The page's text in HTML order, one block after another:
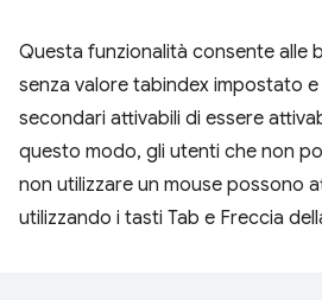
Questa funzionalità consente alle
senza valore tabindex impostato e
secondari attivabili di essere
questo modo, gli utenti che non
non utilizzare un mouse possono
utilizzando i tasti Tab e Freccia